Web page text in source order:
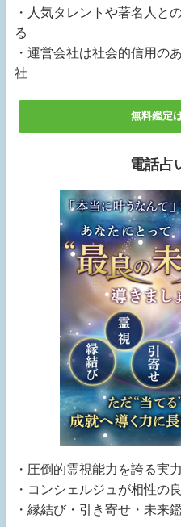
・人気タレントや著名人と
る
・運営会社は社会的信用の
社
無料鑑定
電話占
・圧倒的霊視能力を誇る実
・コンシェルジュが相性の
・縁結び・引き寄せ・未来